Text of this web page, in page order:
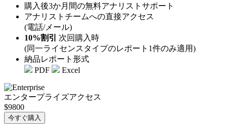
購入後3か月間の無料アナリストサポート
アナリストチームへの直接アクセス
(電話/メール)
10%割引
次回購入時
(同一ライセンスタイプのレポート1件のみ適用)
納品レポート形式
PDF
Excel
エンタープライズアクセス
$9800
今すぐ購入